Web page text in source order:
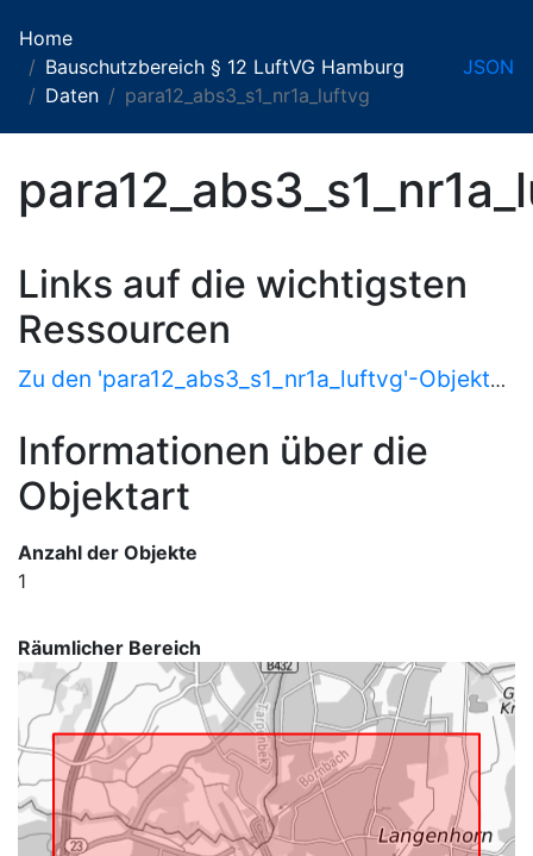
Home
Bauschutzbereich § 12 LuftVG Hamburg
Daten
para12_abs3_s1_nr1a_luftvg
JSON
Links auf die wichtigsten
Ressourcen
Zu den 'para12_abs3_s1_nr1a_luftvg'-Objekten als HTML
Informationen über die
Objektart
Anzahl der Objekte
1
Räumlicher Bereich